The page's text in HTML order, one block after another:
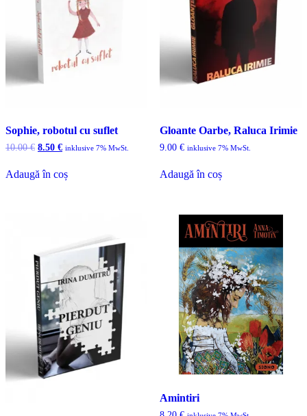
Sophie, robotul cu suflet
10.00€ Prețul
a
fost:
8.50 €Prețul
8.50 €.
inklusive 7% MwSt.
Adaugă în coș
Gloante Oarbe, Raluca Irimie
9.00 € inklusive 7% MwSt.
Adaugă în coș
Amintiri